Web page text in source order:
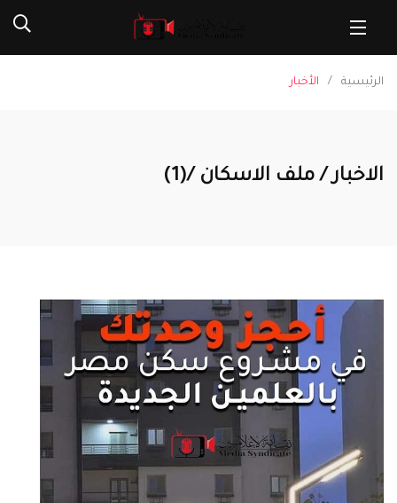
الرئيسية الأخبار
الاخبار / ملف الاسكان /(1)